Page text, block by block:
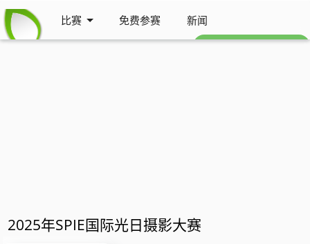
比赛 免费参赛 新闻
免费每周通讯 (英文)
2025年SPIE国际光日摄影大赛